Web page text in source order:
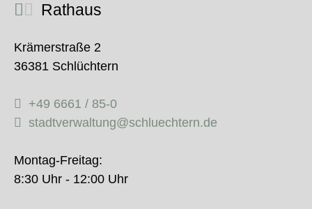
Rathaus
Krämerstraße 2
36381 Schlüchtern
+49 6661 / 85-0
stadtverwaltung@schluechtern.de
Montag-Freitag:
8:30 Uhr - 12:00 Uhr